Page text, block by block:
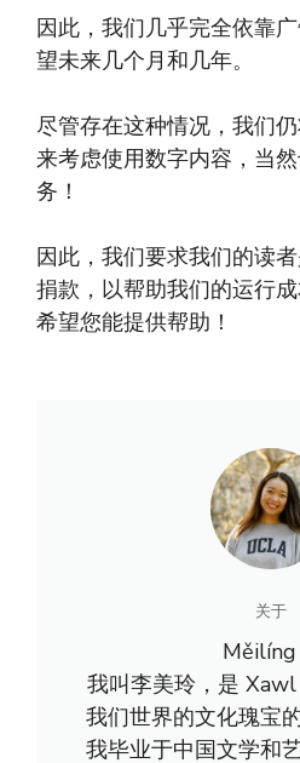
因此，我们几乎完全依靠
望未来几个月和几年。
尽管存在这种情况，我们
来考虑使用数字内容，当
务！
因此，我们要求我们的读
捐款，以帮助我们的运行
希望您能提供帮助！
关于
我叫李美玲，是
我们世界的文化瑰宝
我毕业于中国文学和